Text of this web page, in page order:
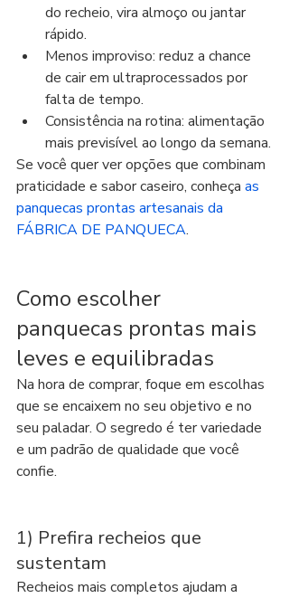
do recheio, vira almoço ou jantar
rápido.
Menos improviso: reduz a chance
de cair em ultraprocessados por
falta de tempo.
Consistência na rotina: alimentação
mais previsível ao longo da semana.
Se você quer ver opções que combinam
praticidade e sabor caseiro, conheça as
panquecas prontas artesanais da
FÁBRICA DE PANQUECA.
Como escolher
panquecas prontas mais
leves e equilibradas
Na hora de comprar, foque em escolhas
que se encaixem no seu objetivo e no
seu paladar. O segredo é ter variedade
e um padrão de qualidade que você
confie.
1) Prefira recheios que
sustentam
Recheios mais completos ajudam a